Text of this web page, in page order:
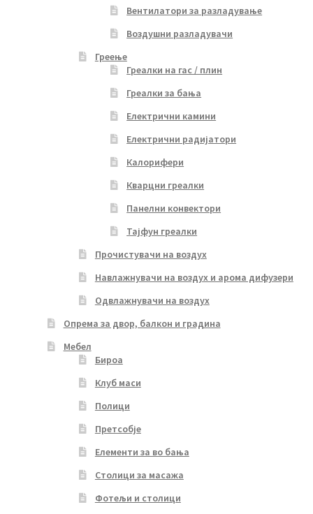
Вентилатори за разладување
Воздушни разладувачи
Греење
Греалки на гас / плин
Греалки за бања
Електрични камини
Електрични радијатори
Калорифери
Кварцни греалки
Панелни конвектори
Тајфун греалки
Прочистувачи на воздух
Навлажнувачи на воздух и арома дифузери
Одвлажнувачи на воздух
Опрема за двор, балкон и градина
Мебел
Бироа
Клуб маси
Полици
Претсобје
Елементи за во бања
Столици за масажа
Фотељи и столици